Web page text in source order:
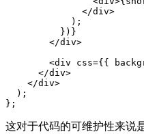
</div>
) ;
} ) }
</div>
<div css={ {
</div>
</div>
) ;
} ;
这对于代码的可维护性来说